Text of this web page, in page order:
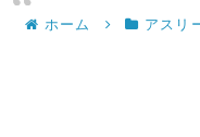
ホーム アスリ